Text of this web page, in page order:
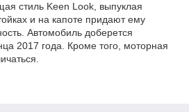
стиль Keen Look, выпуклая
и на капоте придают ему
Автомобиль доберется
2017 года. Кроме того, моторная